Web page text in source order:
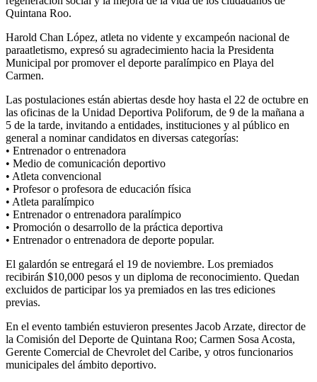
Quintana Roo.
Harold Chan López, atleta no vidente y excampeón nacional de
paraatletismo, expresó su agradecimiento hacia la Presidenta
Municipal por promover el deporte paralímpico en Playa del
Carmen.
Las postulaciones están abiertas desde hoy hasta el 22 de octubre en
las oficinas de la Unidad Deportiva Poliforum, de 9 de la mañana a
5 de la tarde, invitando a entidades, instituciones y al público en
general a nominar candidatos en diversas categorías:
• Entrenador o entrenadora
• Medio de comunicación deportivo
• Atleta convencional
• Profesor o profesora de educación física
• Atleta paralímpico
• Entrenador o entrenadora paralímpico
• Promoción o desarrollo de la práctica deportiva
• Entrenador o entrenadora de deporte popular.
El galardón se entregará el 19 de noviembre. Los premiados
recibirán $10,000 pesos y un diploma de reconocimiento. Quedan
excluidos de participar los ya premiados en las tres ediciones
previas.
En el evento también estuvieron presentes Jacob Arzate, director de
la Comisión del Deporte de Quintana Roo; Carmen Sosa Acosta,
Gerente Comercial de Chevrolet del Caribe, y otros funcionarios
municipales del ámbito deportivo.